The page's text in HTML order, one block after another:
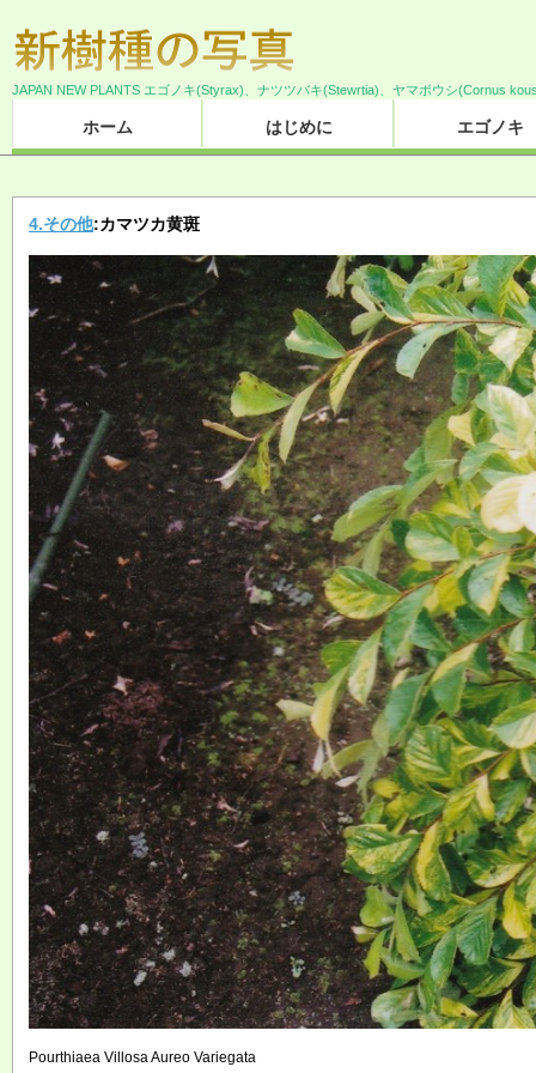
JAPAN NEW PLANTS エゴノキ(Styrax)、ナツツバキ(Stewrtia)、ヤマボウシ(Cornus
ホーム はじめに エゴノキ
4.その他:カマツカ黄斑
Pourthiaea Villosa Aureo Variegata